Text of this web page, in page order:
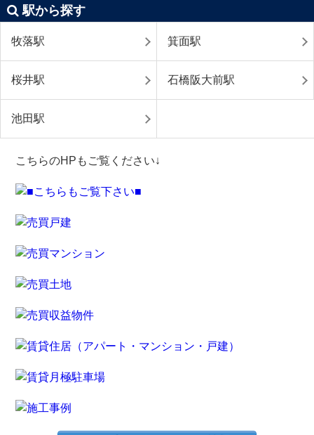
駅から探す
牧落駅 箕面駅
桜井駅 石橋阪大前駅
池田駅
こちらのHPもご覧ください↓